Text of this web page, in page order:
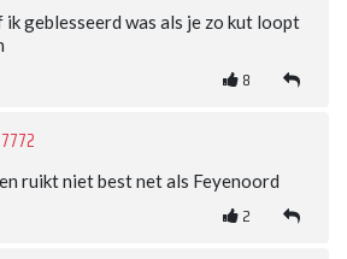
ik geblesseerd was als je zo kut loopt
8
ruikt niet best net als Feyenoord
2